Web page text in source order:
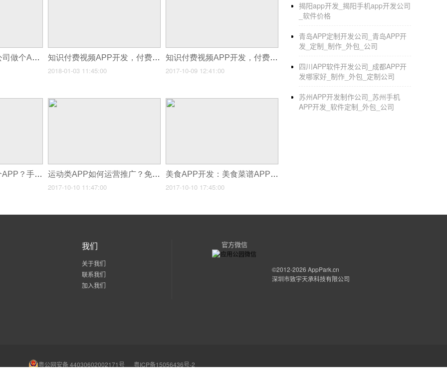
怎样做一个APP？公司做个APP要多久? 这里有节约90%成本的新模式 知识付费视频APP开发，付费类APP平台解决方案
2018-01-03 11:45:00
知识付费视频APP开发，付费类APP平台解决方案
2017-10-09 12:41:00
如何从零开始做一个APP？手把手教你免编程快速制作一款简单的APP 运动类APP如何运营推广？免编程制作运动健身APP
2017-10-10 11:47:00
美食APP开发：美食菜谱APP有哪些开发功能_手机餐饮模板直接使用
2017-10-10 17:45:00
揭阳app开发_揭阳手机app开发公司
_软件价格
青岛APP定制开发公司_青岛APP开
发_定制_制作_外包_公司
四川APP软件开发公司_成都APP开
发哪家好_制作_外包_定制公司
苏州APP开发制作公司_苏州手机
APP开发_软件定制_外包_公司
我们
关于我们
联系我们
加入我们
官方微信
©2012-2026 AppPark.cn
深圳市致宇天承科技有限公司
粤公网安备 44030602002171号 粤ICP备15056436号-2